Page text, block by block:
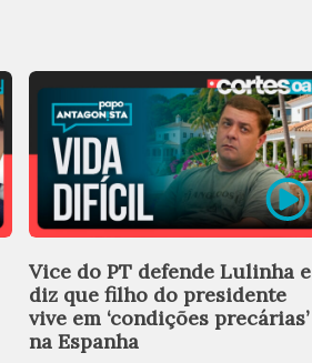
Vice do PT defende Lulinha e
diz que filho do presidente
vive em ‘condições precárias’
na Espanha